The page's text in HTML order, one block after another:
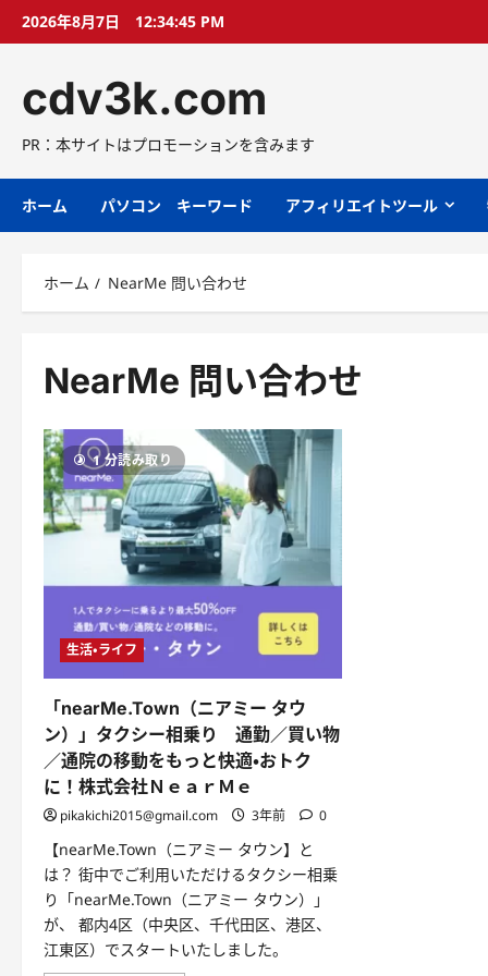
プ
2026年8月7日 12:34:46 PM
cdv3k.com
PR：本サイトはプロモーションを含みます
ホーム パソコン キーワード アフィリエイトツール
ホーム NearMe 問い合わせ
NearMe 問い合わせ
1 分読み取り
生活・ライフ
「nearMe.Town（ニアミー タウ
ン）」タクシー相乗り 通勤／買い物
／通院の移動をもっと快適・おトク
に！株式会社ＮｅａｒＭｅ
pikakichi2015@gmail.com 3年前 0
【nearMe.Town（ニアミー タウン】と
は？ 街中でご利用いただけるタクシー相乗
り「nearMe.Town（ニアミー タウン）」
が、 都内4区（中央区、千代田区、港区、
江東区）でスタートいたしました。